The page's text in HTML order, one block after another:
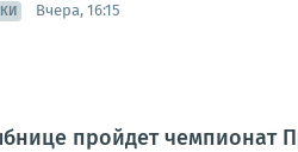
Вчера, 16:15
пройдет чемпионат